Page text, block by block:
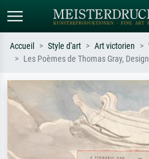
Recherchez par artiste, titre ou style –
ex. Monet, Nuit étoilée,
impressionnisme, vague de Hokusai,
nu.
Accueil Style d'art Art victorien
Les Poèmes de Thomas Gray,